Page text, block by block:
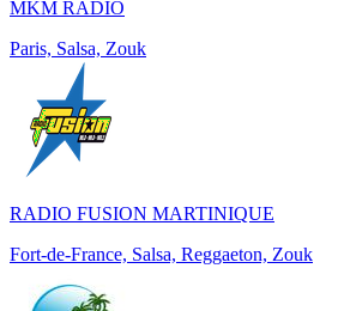
MKM RADIO
Paris, Salsa, Zouk
RADIO FUSION MARTINIQUE
Fort-de-France, Salsa, Reggaeton, Zouk